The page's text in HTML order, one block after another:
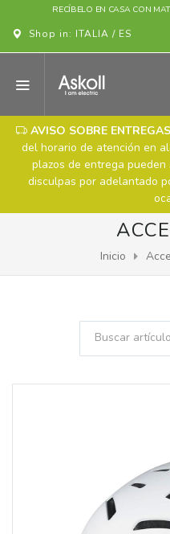
RECÍBELO EN CASA CON
Shop in: ITALIA / ES
AVISO SOBRE
del horario de atención en
plazos de entrega
disculpas por adelantado
Inicio